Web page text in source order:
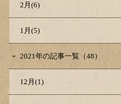
2月(6)
1月(5)
2021年の記事一覧（48）
12月(1)